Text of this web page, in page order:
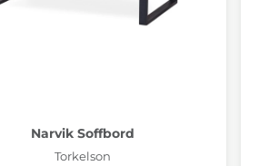
Narvik Soffbord
Torkelson